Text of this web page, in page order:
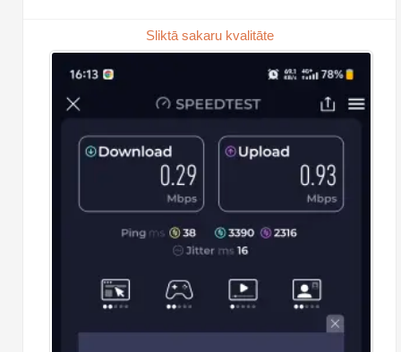
Sliktā sakaru kvalitāte